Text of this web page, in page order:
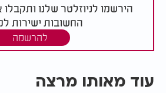
הירשמו לניוזלטר שלנו
החשובות ישירות
להרשמה
עוד מאותו מרצה